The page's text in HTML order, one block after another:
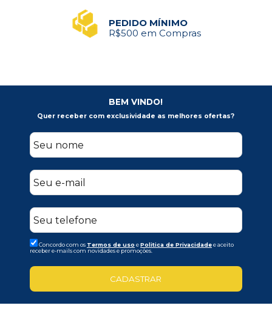
PEDIDO MÍNIMO
R$500 em Compras
BEM VINDO!
Quer receber com exclusividade as melhores ofertas?
Concordo com os Termos de uso ePolitica de Privacidadee aceito
receber e-mails com novidades e promoções.
CADASTRAR